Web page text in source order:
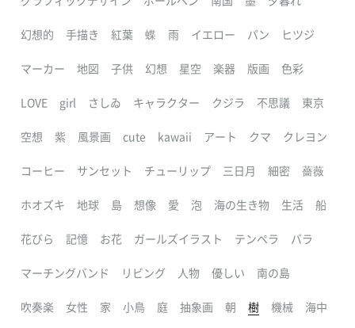
幻想的 手描き 紅葉 蝶 雨 イエロー パン ヒツジ
マーカー 地図 子供 幻想 星空 楽器 版画 色彩
LOVE girl さしゐ キャラクター クジラ 不思議 東京
空想 紫 風景画 cute kawaii アート クマ クレヨン
コーヒー サンセット チューリップ 三日月 細密 薔薇
ホオズキ 地球 島 想像 愛 泡 海の生き物 生活 船
花びら 記憶 お花 ガールズイラスト テンペラ バラ
マーチングバンド リビング 人物 優しい 南の島
吹奏楽 女性 家 小鳥 庭 抽象画 朝 樹 機械 海中